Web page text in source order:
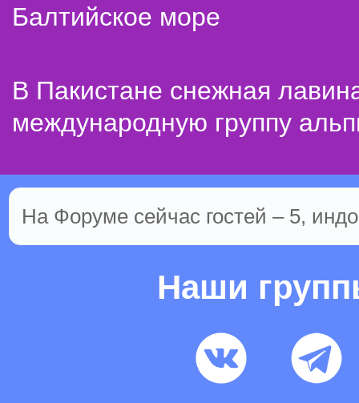
Балтийское море
В Пакистане снежная
международную группу
На Форуме сейчас гостей – 5,
Наши